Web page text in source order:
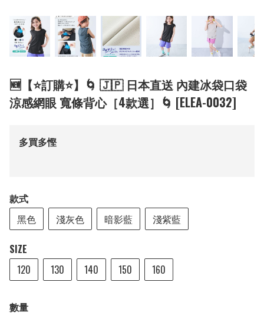
🆕【⭐訂購⭐】🌀 🇯🇵 日本直送 內建冰袋口袋
涼感網眼 寬條背心［4款選］🌀 [ELEA-0032]
多買多慳
款式
黑色
淺灰色 暗影藍 淺紫藍
SIZE
120
130 140 150 160
數量